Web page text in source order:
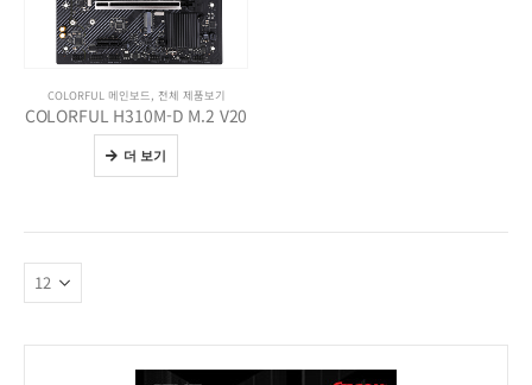
COLORFUL 메인보드, 전체 제품보기
COLORFUL H310M-D M.2 V20
더 보기